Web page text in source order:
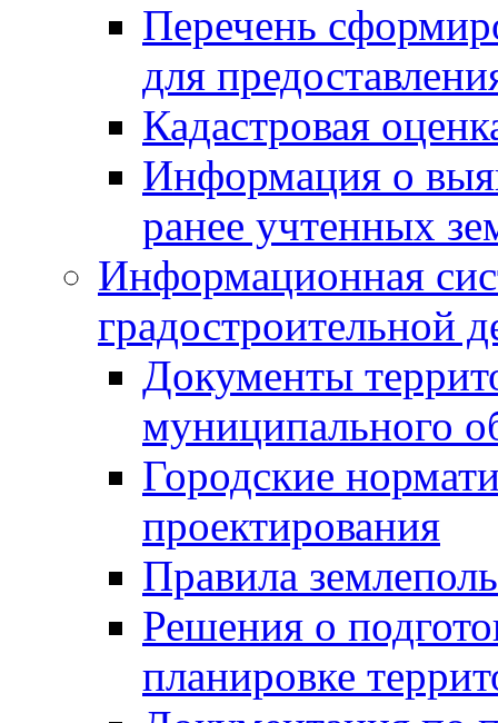
Перечень
для
Кадастровая
Информация о
ранее учтенных
Информационная
градостроительной
Документы
муниципального
Городские
проектирования
Правила
Решения о
планировке